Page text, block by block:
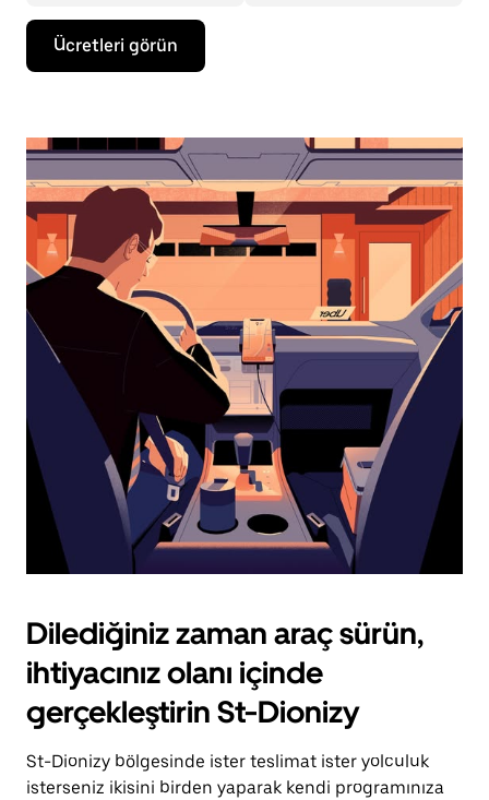
Takvimle
etkileşime
geçmek
seçmek
aşağı
ok
tuşuna
basın.
Takvimi
kapatmak
için
escape
tuşuna
basın.
Ücretleri görün
Dilediğiniz zaman araç sürün,
ihtiyacınız olanı içinde
gerçekleştirin St-Dionizy
St-Dionizy bölgesinde ister teslimat ister yolculuk
isterseniz ikisini birden yaparak kendi programınıza